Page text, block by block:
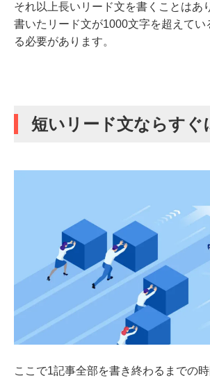
それ以上長いリード文を書くことはあ
書いたリード文が1000文字を超えてい
る必要があります。
短いリード文ならすぐ
ここで1記事全部を書き終わるまでの